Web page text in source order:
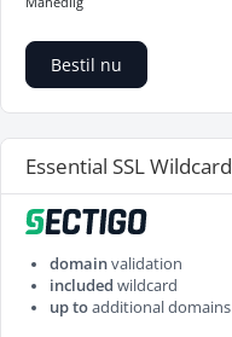
Bestil nu
Essential SSL Wildcard
domainvalidation
included wildcard
up toadditional domains